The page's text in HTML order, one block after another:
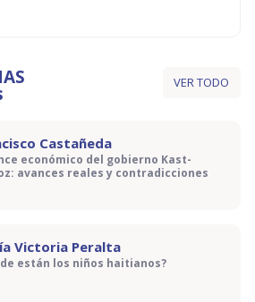
VER TODO
Castañeda
económico del gobierno Kast-
avances reales y contradicciones
Victoria Peralta
están los niños haitianos?